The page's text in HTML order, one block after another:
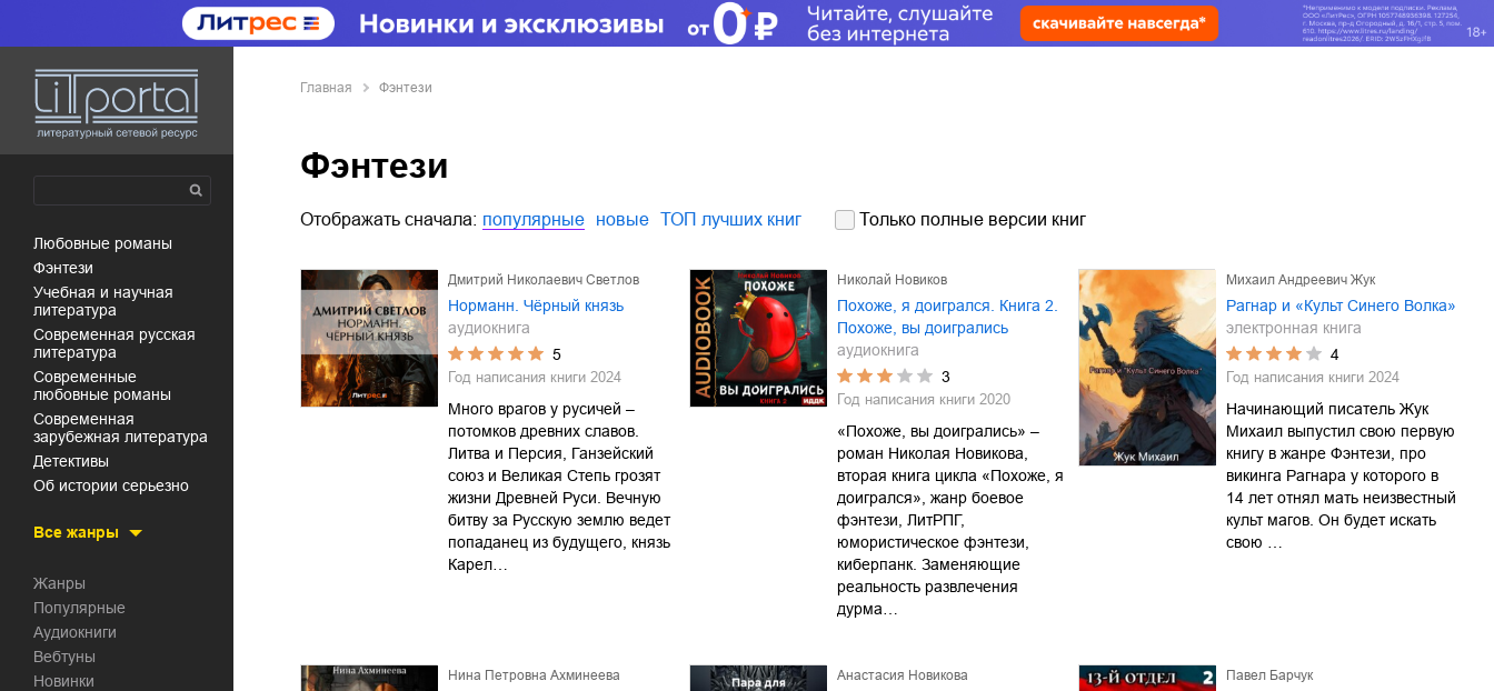
любовные романы
фэнтези
учебная и научная
литература
современная русская
литература
современные
любовные романы
современная
зарубежная литература
детективы
об истории серьезно
Все жанры
Жанры
Популярные
Аудиокниги
Вебтуны
Новинки
Главная Фэнтези
Фэнтези
Отображать сначала: популярные новые ТОП лучших книг Только полные версии книг
Дмитрий Николаевич Светлов
Норманн. Чёрный князь
аудиокнига
5
Год написания книги 2024
Много врагов у русичей –
потомков древних славов.
Литва и Персия, Ганзейский
союз и Великая Степь грозят
жизни Древней Руси. Вечную
битву за Русскую землю ведет
попаданец из будущего, князь
Карел…
Николай Новиков
Похоже, я доигрался. Книга 2.
Похоже, вы доигрались
аудиокнига
3
Год написания книги 2020
«Похоже, вы доигрались» –
роман Николая Новикова,
вторая книга цикла «Похоже, я
доигрался», жанр боевое
фэнтези, ЛитРПГ,
юмористическое фэнтези,
киберпанк. Заменяющие
реальность развлечения
дурма…
Михаил Андреевич Жук
Рагнар и «Культ Синего Волка»
электронная книга
4
Год написания книги 2024
Начинающий писатель Жук
Михаил выпустил свою первую
книгу в жанре Фэнтези, про
викинга Рагнара у которого в
14 лет отнял мать неизвестный
культ магов. Он будет искать
свою …
Нина Петровна Ахминеева Анастасия Новикова Павел Барчук